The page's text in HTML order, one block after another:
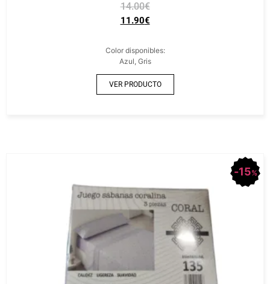
14.00€
11.90€
Color disponibles:
Azul, Gris
VER PRODUCTO
15%